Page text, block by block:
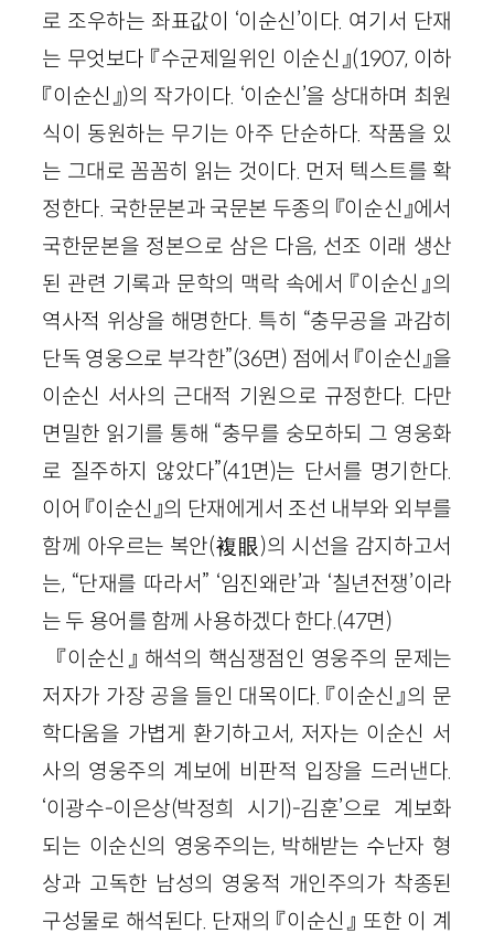
로 조우하는 좌표값이 ‘이순신’이다. 여기서 단재
는 무엇보다 『수군제일위인 이순신』(1907, 이하
『이순신』)의 작가이다. ‘이순신’을 상대하며 최원
식이 동원하는 무기는 아주 단순하다. 작품을 있
는 그대로 꼼꼼히 읽는 것이다. 먼저 텍스트를 확
정한다. 국한문본과 국문본 두종의 『이순신』에서
국한문본을 정본으로 삼은 다음, 선조 이래 생산
된 관련 기록과 문학의 맥락 속에서 『이순신』의
역사적 위상을 해명한다. 특히 “충무공을 과감히
단독 영웅으로 부각한”(36면) 점에서 『이순신』을
이순신 서사의 근대적 기원으로 규정한다. 다만
면밀한 읽기를 통해 “충무를 숭모하되 그 영웅화
로 질주하지 않았다”(41면)는 단서를 명기한다.
이어 『이순신』의 단재에게서 조선 내부와 외부를
함께 아우르는 복안(複眼)의 시선을 감지하고서
는, “단재를 따라서” ‘임진왜란’과 ‘칠년전쟁’이라
는 두 용어를 함께 사용하겠다 한다.(47면)
『이순신』 해석의 핵심쟁점인 영웅주의 문제는
저자가 가장 공을 들인 대목이다. 『이순신』의 문
학다움을 가볍게 환기하고서, 저자는 이순신 서
사의 영웅주의 계보에 비판적 입장을 드러낸다.
‘이광수-이은상(박정희 시기)-김훈’으로 계보화
되는 이순신의 영웅주의는, 박해받는 수난자 형
상과 고독한 남성의 영웅적 개인주의가 착종된
구성물로 해석된다. 단재의 『이순신』 또한 이 계